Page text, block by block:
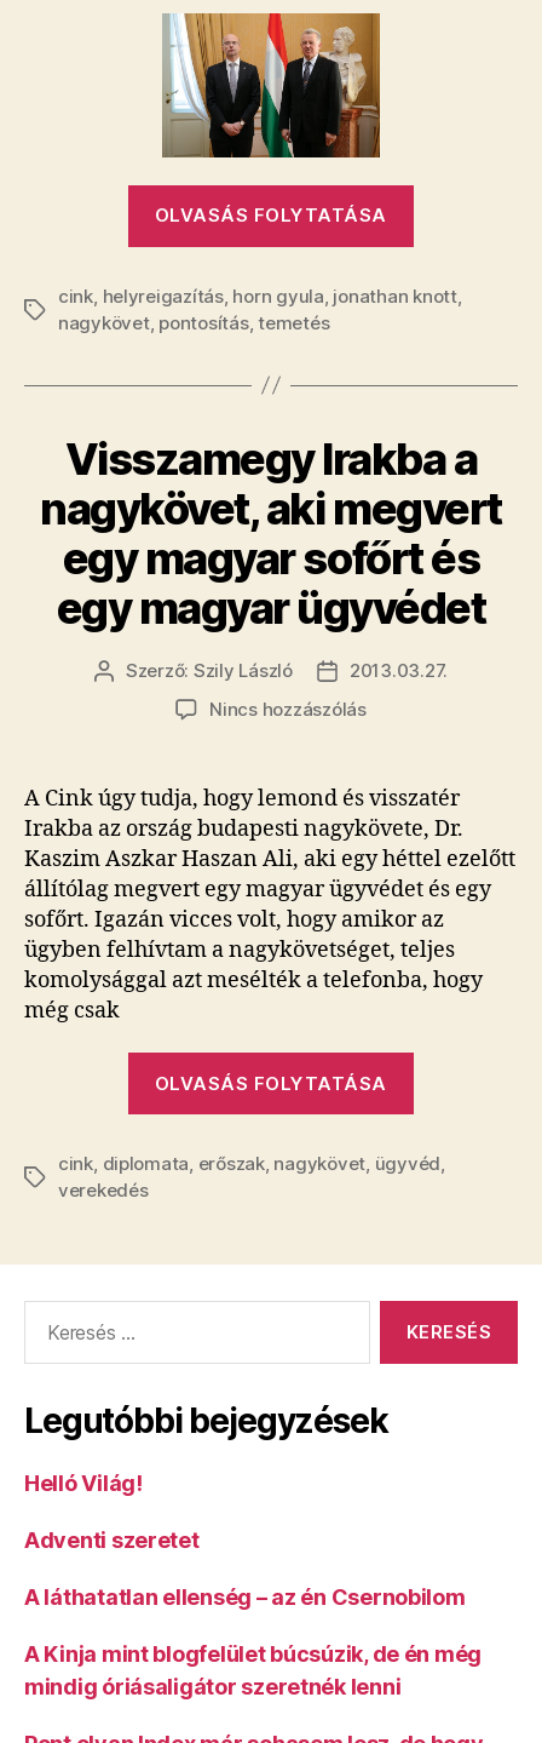
brit
csak
az
árnyékba
húzódott
temetésén!
OLVASÁS FOLYTATÁSA
nagykövet
Horn
temetésén!”
Címkék
cink helyreigazítás, horn gyula jonathan knott,
nagykövet, pontosítás,temetés
Visszamegy Irakba a
nagykövet, aki megvert
egy magyar sofőrt és
egy magyar ügyvédet
Bejegyzés
Szerző: Szily László
Bejegyzés
dátuma
2013.03.27.
Nincs hozzászólása(z)
nagykövet,
aki
megvert
egy
magyar
sofőrt
és
ügyvédet
bejegyzéshez
A Cink úgy tudja, hogy lemond és visszatér
Irakba az ország budapesti nagykövete, Dr.
Kaszim Aszkar Haszan Ali, aki egy héttel ezelőtt
állítólag megvert egy magyar ügyvédet és egy
sofőrt. Igazán vicces volt, hogy amikor az
ügyben felhívtam a nagykövetséget, teljes
komolysággal azt mesélték a telefonba, hogy
még csak
OLVASÁS FOLYTATÁSA
nagykövet,
egy
magyar
sofőrt
és
Címkék
cink, diplomata, erőszak, nagykövet, ügyvéd,
verekedés
Legutóbbi bejegyzések
Helló Világ!
Adventi szeretet
A láthatatlan ellenség – az én Csernobilom
A Kinja mint blogfelület búcsúzik, de én még
mindig óriásaligátor szeretnék lenni